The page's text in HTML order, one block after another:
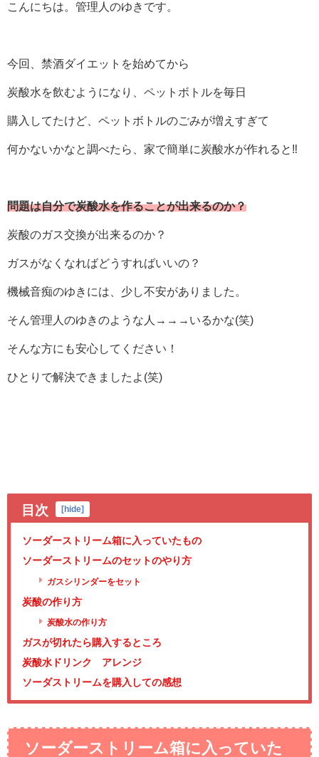
こんにちは。管理人のゆきです。
今回、禁酒ダイエットを始めてから
炭酸水を飲むようになり、ペットボトルを毎日
購入してたけど、ペットボトルのごみが増えすぎて
何かないかなと調べたら、家で簡単に炭酸水が作れると‼
問題は自分で炭酸水を作ることが出来るのか？
炭酸のガス交換が出来るのか？
ガスがなくなればどうすればいいの？
機械音痴のゆきには、少し不安がありました。
そん管理人のゆきのような人→→→いるかな(笑)
そんな方にも安心してください！
ひとりで解決できましたよ(笑)
目次 [hide]
ソーダーストリーム箱に入っていたもの
ソーダーストリームのセットのやり方
ガスシリンダーをセット
炭酸の作り方
炭酸水の作り方
ガスが切れたら購入するところ
炭酸水ドリンク アレンジ
ソーダストリームを購入しての感想
ソーダーストリーム箱に入っていた